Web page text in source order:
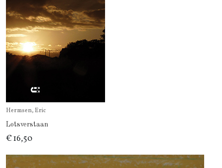
Hermsen, Eric
Lotsverstaan
€ 16,50